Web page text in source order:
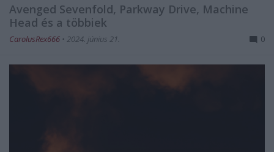
Avenged Sevenfold, Parkway Drive, Machine
Head és a többiek
CarolusRex666 • 2024. június 21. 0